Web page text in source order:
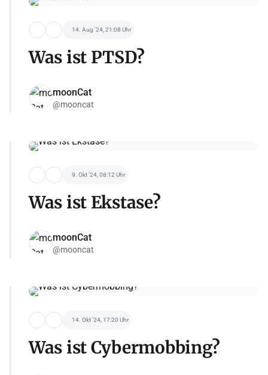
14. Aug '24, 21:08 Uhr
Was ist PTSD?
moonCat
@mooncat
9. Okt '24, 08:12 Uhr
Was ist Ekstase?
moonCat
@mooncat
14. Okt '24, 17:20 Uhr
Was ist Cybermobbing?